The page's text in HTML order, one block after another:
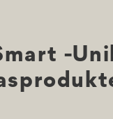
ljus i stilmässigt
invecklade, vågade
i Böhmen, hem för
och
-